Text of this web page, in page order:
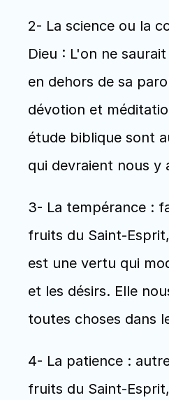
2- La science ou la
Dieu : L'on ne
en dehors de sa
dévotion et
étude biblique sont
qui devraient nous y
3- La tempérance :
fruits du Saint-
est une vertu qui
et les désirs. Elle
toutes choses dans
4- La patience :
fruits du Saint-